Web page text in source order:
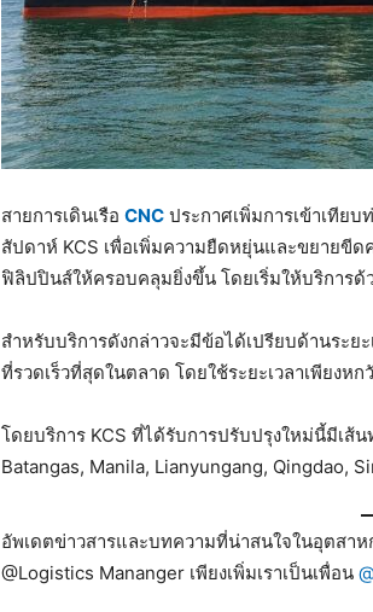
สายการเดินเรือ CNC ประกาศเพิ่มการเข้าเทีย
สัปดาห์ KCS เพื่อเพิ่มความยืดหยุ่นและขยายขีด
ฟิลิปปินส์ให้ครอบคลุมยิ่งขึ้น โดยเริ่มให้บริการ
สำหรับบริการดังกล่าวจะมีข้อได้เปรียบด้านระย
ที่รวดเร็วที่สุดในตลาด โดยใช้ระยะเวลาเพียงหก
โดยบริการ KCS ที่ได้รับการปรับปรุงใหม่นี้มีเส้
Batangas, Manila, Lianyungang, Qingdao,
อัพเดตข่าวสารและบทความที่น่าสนใจในอุตสา
@Logistics Mananger เพียงเพิ่มเราเป็นเพื่อน